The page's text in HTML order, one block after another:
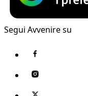
Segui Avvenire su